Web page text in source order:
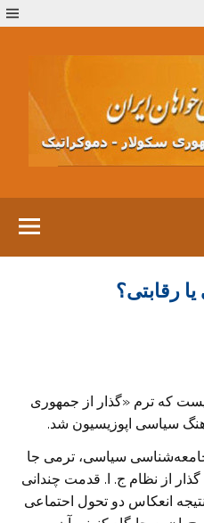
رقابتی؟
که ترم «گذار از جمهوری
سیاسی اپوزیسیون شد.
سیاسی، ترمی جا
گذار از نظام ج. ا. قدمت چندانی
انعکاس دو تحول احتماعی